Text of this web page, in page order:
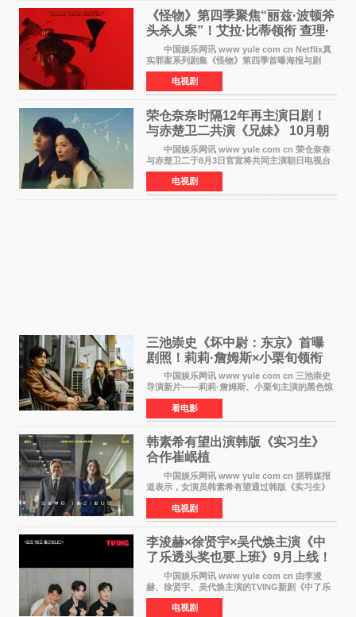
《怪物》第四季聚焦“丽兹·波顿斧
头杀人案”！艾拉·比蒂领衔 查理·
汉纳姆、莎拉·保
中国娱乐网讯 www yule com cn Netflix真
实罪案系列剧集《怪物》第四季首曝海报与剧
照，聚焦鹅妈妈童谣亦有记载的著名血腥杀人案
——丽兹·波顿砍死生父与继母案。 本季由艾
拉·比蒂饰
电视剧
荣仓奈奈时隔12年再主演日剧！
与赤楚卫二共演《兄妹》 10月朝
日新档开播
中国娱乐网讯 www yule com cn 荣仓奈奈
与赤楚卫二于8月3日官宣将共同主演朝日电视台
日剧《兄妹》（10月开播，每周六晚10点播
出）。这也是荣仓奈奈继TBS剧集《为了N》之
后，暌违12年再度担
电视剧
三池崇史《坏中尉：东京》首曝
剧照！莉莉·詹姆斯×小栗旬领衔
黑色惊悚再升级
中国娱乐网讯 www yule com cn 三池崇史
导演新片——莉莉·詹姆斯、小栗旬主演的黑色惊
悚电影《坏中尉：东京》首曝剧照。继阿贝尔·费
拉拉&times;哈威·凯特尔的1992年《坏中尉》和
沃纳·赫
看电影
韩素希有望出演韩版《实习生》
合作崔岷植
中国娱乐网讯 www yule com cn 据韩媒报
道表示，女演员韩素希有望通过韩版《实习生》
回归荧幕，合作前辈演员崔岷植。 根据消息
表示，演员韩素希目前已经结束了电视剧《Y计
划》的拍摄工
电视剧
李浚赫×徐贤宇×吴代焕主演《中
了乐透头奖也要上班》9月上线！
TVING先网后台
中国娱乐网讯 www yule com cn 由李浚
赫、徐贤宇、吴代焕主演的TVING新剧《中了乐
透头奖也要上班》定档9月10日播出，随后于9月
14日起登陆tvN月火档，实现先网后台双平台播出
电视剧